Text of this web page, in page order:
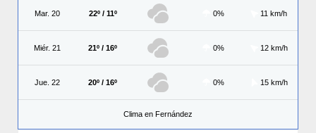
Mar. 20 22º / 11º 0% 11 km/h
Miér. 21 21º / 16º 0% 12 km/h
Jue. 22 20º / 16º 0% 15 km/h
Clima en Fernández